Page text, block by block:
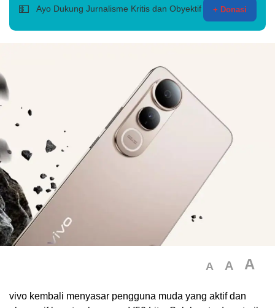
💵 Ayo Dukung Jurnalisme Kritis dan Obyektif + Donasi
A A A
vivo kembali menyasar pengguna muda yang aktif dan